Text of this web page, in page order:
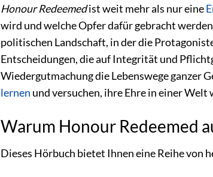
Honour Redeemedist weit mehr als nur eine
wird und welche Opfer dafür gebracht
politischen Landschaft, in der die
Entscheidungen, die auf Integrität und
Wiedergutmachung die Lebenswege ganzer
lernen und versuchen, ihre Ehre in einer
Warum Honour Redeemed
Dieses Hörbuch bietet Ihnen eine Reihe von